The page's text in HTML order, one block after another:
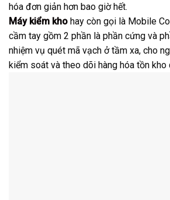
hóa đơn giản hơn bao giờ hết.
Máy kiểm kho hay còn gọi là Mobile
cầm tay gồm 2 phần là phần cứng và
nhiệm vụ quét mã vạch ở tầm xa, cho
kiểm soát và theo dõi hàng hóa tồn kho